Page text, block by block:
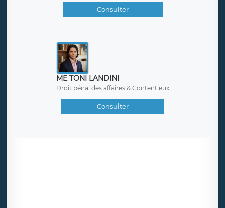
Consulter
ME TONI LANDINI
Droit pénal des affaires & Contentieux
Consulter